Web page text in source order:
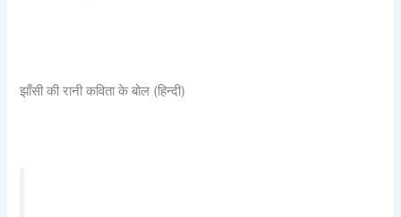
झाँसी की रानी कविता के बोल (हिन्दी)